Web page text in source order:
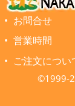
お問合せ
営業時間
ご注文につい
©1999-